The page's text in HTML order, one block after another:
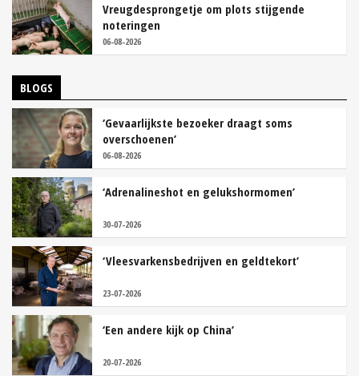
Vreugdesprongetje om plots stijgende
noteringen
06-08-2026
BLOGS
‘Gevaarlijkste bezoeker draagt soms
overschoenen’
06-08-2026
‘Adrenalineshot en gelukshormomen’
30-07-2026
‘Vleesvarkensbedrijven en geldtekort’
23-07-2026
‘Een andere kijk op China’
20-07-2026